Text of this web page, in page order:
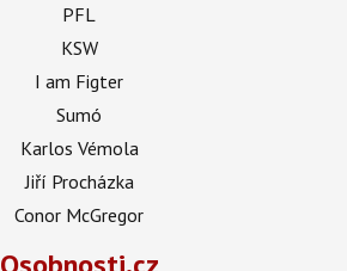
PFL
KSW
I am Figter
Sumó
Karlos Vémola
Jiří Procházka
Conor McGregor